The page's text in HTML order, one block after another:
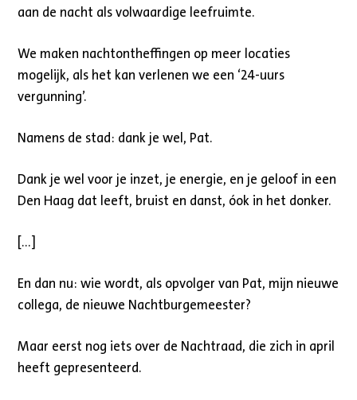
aan de nacht als volwaardige leefruimte.
We maken nachtontheffingen op meer locaties
mogelijk, als het kan verlenen we een ‘24-uurs
vergunning’.
Namens de stad: dank je wel, Pat.
Dank je wel voor je inzet, je energie, en je geloof in een
Den Haag dat leeft, bruist en danst, óok in het donker.
[…]
En dan nu: wie wordt, als opvolger van Pat, mijn nieuwe
collega, de nieuwe Nachtburgemeester?
Maar eerst nog iets over de Nachtraad, die zich in april
heeft gepresenteerd.